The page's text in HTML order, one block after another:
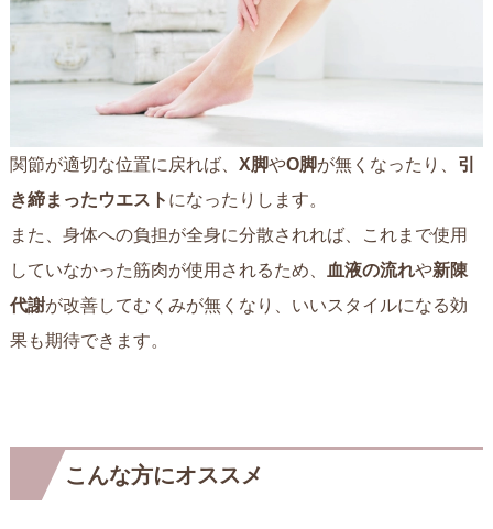
関節が適切な位置に戻れば、 X脚やO脚が無くなったり、 引
き締まったウエスト になったりします。
また、身体への負担が全身に分散されれば、これまで使用
していなかった筋肉が使用されるため、
血液の流れや新陳
代謝が改善してむくみが無くなり、いいスタイルになる効
果も期待できます。
こんな方にオススメ